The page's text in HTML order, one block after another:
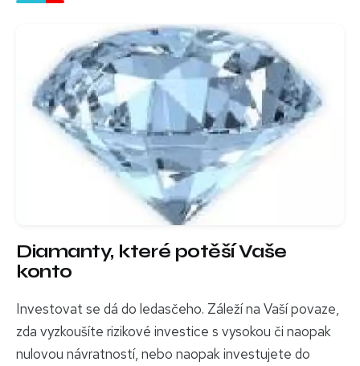
Diamanty, které potěší Vaše
konto
Investovat se dá do ledasčeho. Záleží na Vaší povaze,
zda vyzkoušíte rizikové investice s vysokou či naopak
nulovou návratností, nebo naopak investujete do